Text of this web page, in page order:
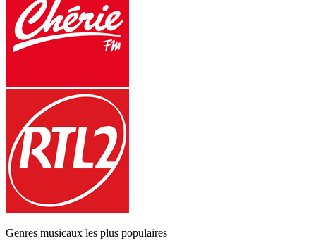
Genres musicaux les plus populaires